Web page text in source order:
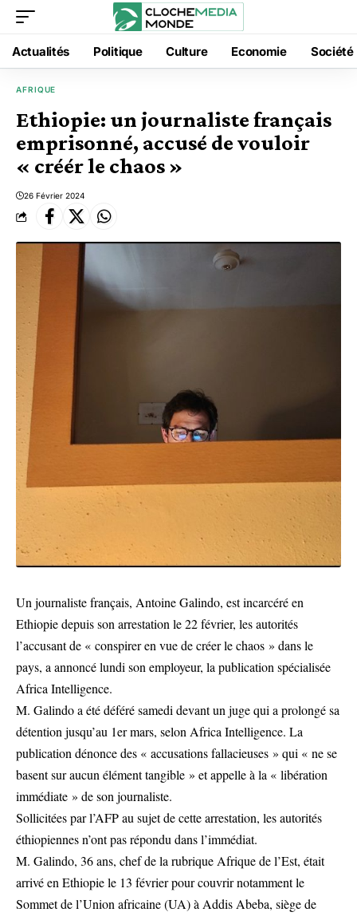
Actualités Politique Culture Economie Société
AFRIQUE
Ethiopie: un journaliste français
emprisonné, accusé de vouloir
« créér le chaos »
26 Février 2024
Un journaliste français, Antoine Galindo, est incarcéré en
Ethiopie depuis son arrestation le 22 février, les autorités
l’accusant de « conspirer en vue de créer le chaos » dans le
pays, a annoncé lundi son employeur, la publication spécialisée
Africa Intelligence.
M. Galindo a été déféré samedi devant un juge qui a prolongé sa
détention jusqu’au 1er mars, selon Africa Intelligence. La
publication dénonce des « accusations fallacieuses » qui « ne se
basent sur aucun élément tangible » et appelle à la « libération
immédiate » de son journaliste.
Sollicitées par l’AFP au sujet de cette arrestation, les autorités
éthiopiennes n’ont pas répondu dans l’immédiat.
M. Galindo, 36 ans, chef de la rubrique Afrique de l’Est, était
arrivé en Ethiopie le 13 février pour couvrir notamment le
Sommet de l’Union africaine (UA) à Addis Abeba, siège de